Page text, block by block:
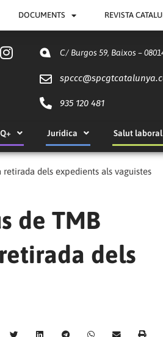
DOCUMENTS REVISTA
C/ Burgos 59, Baixos –
spccc@
935 120 481
Jurídica Salut laboral
dels expedients als vaguistes
de TMB
dels